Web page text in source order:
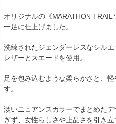
オリジナルの《MARATHON
一足に仕上げました。
洗練されたジェンダーレスなシル
レザーとスエードを使用。
足を包み込むような柔らかさと、
す。
淡いニュアンスカラーでまとめた
ぎず、女性らしさや上品さを引き立